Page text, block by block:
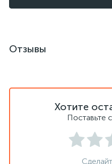
Отзывы
Хотите
Поставьте